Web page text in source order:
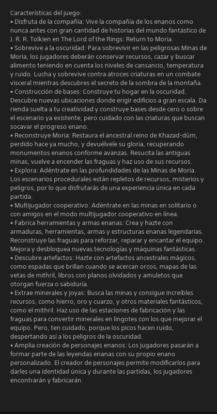
Características del juego:
• Disfruta de la compañía: Vive la compañía de los enanos como
nunca antes con gran cantidad de historias del mundo fantástico de
J. R. R. Tolkien en The Lord of the Rings: Return to Moria.
• Sobrevive a la oscuridad: Para sobrevivir en las peligrosas Minas de
Moria, los jugadores deberán conservar recursos, cazar y buscar
alimento teniendo en cuenta los niveles de cansancio, temperatura
y ruido. Lucha y sobrevive contra atroces criaturas en un combate
visceral mientras descubres el secreto de la sombra de la montaña.
• Construcción de bases: Construye tu hogar en la oscuridad.
Descubre nuevas ubicaciones donde erigir edificios a gran escala. Da
rienda suelta a tu creatividad y construye bases desde cero o sobre
el escenario ya existente, pero cuidado con las criaturas que buscan
socavar el progreso enano.
• Reconstruye Moria: Restaura el ancestral reino de Khazad-dûm,
perdido hace ya mucho, y devuélvele su gloria, recuperando
monumentos enanos conforme avanzas. Resucita las antiguas
minas, vuelve a encender las fraguas y haz uso de sus recursos.
• Explora: Adéntrate en las profundidades de las Minas de Moria.
Los escenarios procedurales están repletos de recursos, misterios y
peligros, por lo que disfrutarás de una experiencia única en cada
partida.
• Multijugador cooperativo: Adéntrate en las minas en solitario o
con amigos en el modo multijugador cooperativo en línea.
• Fabrica herramientas y armas enanas: Crea y hazte con
armaduras, herramientas, armas y estructuras enanas legendarias.
Reconstruye las fraguas para reforzar, reparar y encantar el equipo.
Mejora y desbloquea nuevas tecnologías y máquinas fantásticas.
• Descubre artefactos: Hazte con artefactos ancestrales mágicos,
como espadas que brillan cuando se acercan orcos, mapas de las
vetas de mithril, libros con planos olvidados y amuletos que
otorgan fuerza o sabiduría.
• Extrae minerales y joyas: Busca las minas y consigue increíbles
recursos, como hierro, oro y cuarzo, y otros materiales fantásticos,
como el mithril. Haz uso de las estaciones de fabricación y las
fraguas para convertir minerales en lingotes con los que mejorar el
equipo. Pero, ten cuidado, porque los picos hacen ruido,
despertando así a los peligros de la oscuridad.
• Amplia creación de personajes enanos: Los jugadores pasarán a
formar parte de las leyendas enanas con su propio enano
personalizado. El creador de personajes permite modificarlos para
darles una identidad única y durante las partidas, los jugadores
encontrarán y fabricarán.